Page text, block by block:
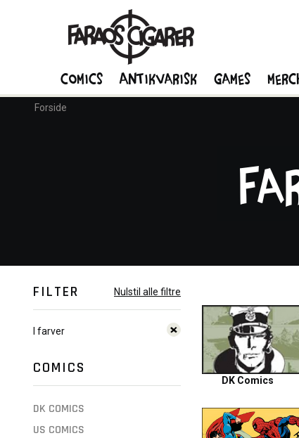
Forside
FILTER Nulstil alle filtre
I farver
COMICS
DK COMICS
US COMICS
DK Comics
Comics Antikvarisk Games